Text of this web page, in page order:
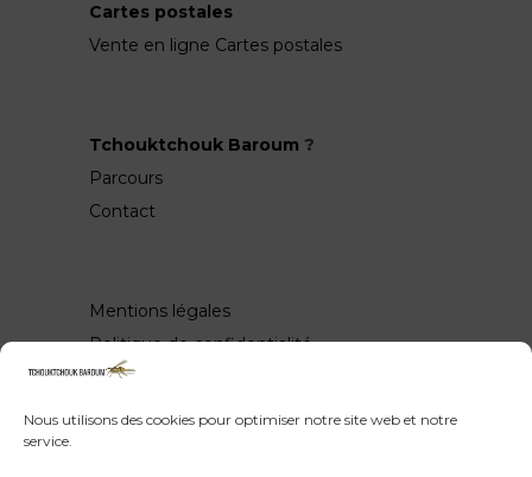
Nous utilisons des cookies pour optimiser notre site web et notre
service.
Cartes postales
Vente en ligne Cartes postales
Tchouktchouk Baroum ?
Parcours
Contact
Mentions légales
Politique de confidentialité